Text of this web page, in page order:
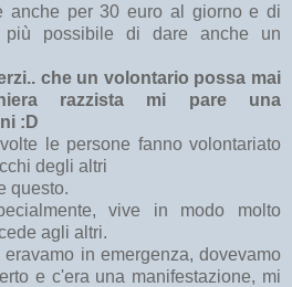
anche per 30 euro al giorno e di
più possibile di dare anche un
che un volontario possa mai
razzista mi pare una
:D
le persone fanno volontariato
degli altri
questo.
vive in modo molto
agli altri.
in emergenza, dovevamo
e c'era una manifestazione, mi